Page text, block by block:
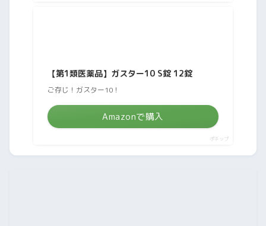
【第1類医薬品】ガスター10 S錠 12錠
ご存じ！ガスター10！
Amazonで購入
ポチップ